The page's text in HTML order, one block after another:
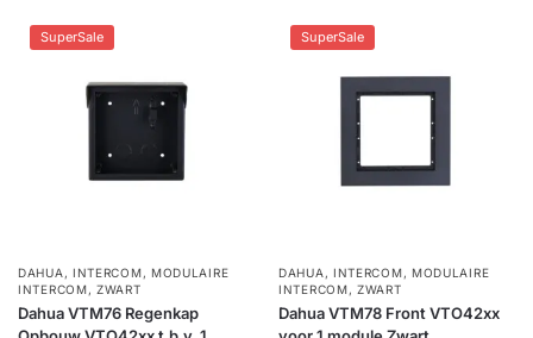
SuperSale
DAHUA , INTERCOM, MODULAIRE
INTERCOM,ZWART
Dahua VTM76 Regenkap
SuperSale
DAHUA , INTERCOM, MODULAIRE
INTERCOM,ZWART
Dahua VTM78 Front VTO42xx